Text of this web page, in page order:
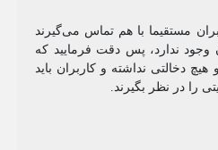
مستقیما با هم تماس می‌گیرند
ندارد، پس دقت فرمایید که
دخالتی نداشته و کاربران باید
را در نظر بگیرند.